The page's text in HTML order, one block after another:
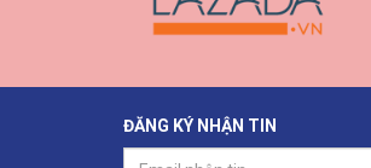
ĐĂNG KÝ NHẬN TIN